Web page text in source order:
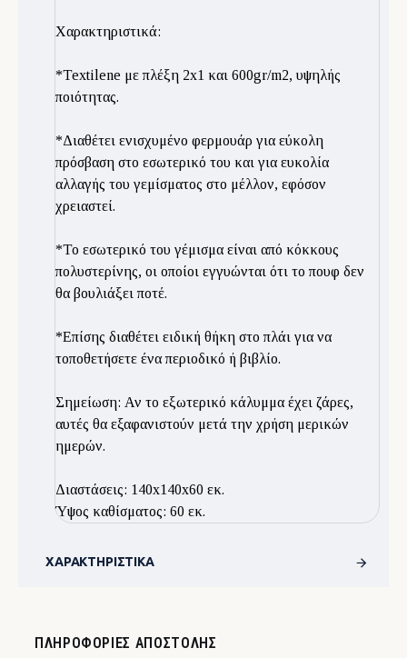
Χαρακτηριστικά:
*Textilene με πλέξη 2x1 και 600gr/m2, υψηλής
ποιότητας.
*Διαθέτει ενισχυμένο φερμουάρ για εύκολη
πρόσβαση στο εσωτερικό του και για ευκολία
αλλαγής του γεμίσματος στο μέλλον, εφόσον
χρειαστεί.
*Το εσωτερικό του γέμισμα είναι από κόκκους
πολυστερίνης, οι οποίοι εγγυώνται ότι το πουφ δεν
θα βουλιάξει ποτέ.
*Επίσης διαθέτει ειδική θήκη στο πλάι για να
τοποθετήσετε ένα περιοδικό ή βιβλίο.
Σημείωση: Αν το εξωτερικό κάλυμμα έχει ζάρες,
αυτές θα εξαφανιστούν μετά την χρήση μερικών
ημερών.
Διαστάσεις: 140x140x60 εκ.
Ύψος καθίσματος: 60 εκ.
ΧΑΡΑΚΤΗΡΙΣΤΙΚΆ
ΠΛΗΡΟΦΟΡΊΕΣ ΑΠΟΣΤΟΛΉΣ